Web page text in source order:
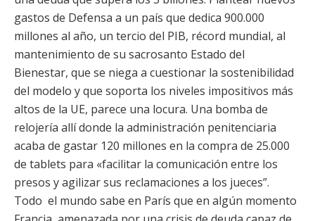
gastos de Defensa a un país que dedica 900.000
millones al año, un tercio del PIB, récord mundial, al
mantenimiento de su sacrosanto Estado del
Bienestar, que se niega a cuestionar la sostenibilidad
del modelo y que soporta los niveles impositivos más
altos de la UE, parece una locura. Una bomba de
relojería allí donde la administración penitenciaria
acaba de gastar 120 millones en la compra de 25.000
de tablets para «facilitar la comunicación entre los
presos y agilizar sus reclamaciones a los jueces”.
Todo el mundo sabe en París que en algún momento